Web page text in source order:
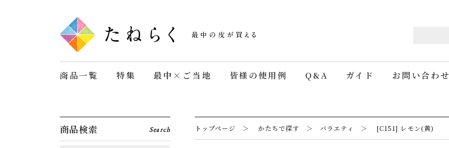
商品一覧 特集 最中×ご当地 皆様の使用例 Q&A ガイド お問い合わせ
商品検索 Search トップページ ＞ かたちで探す ＞ バラエティ ＞ [C151] レモン(黄)